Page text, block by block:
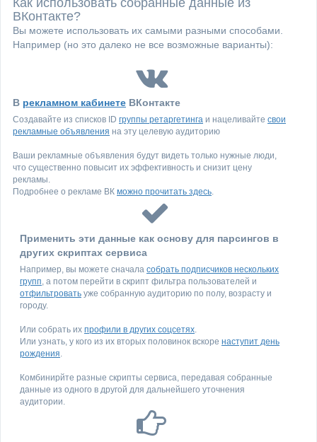
Как использовать собранные данные из
ВКонтакте?
Вы можете использовать их самыми разными способами.
Например (но это далеко не все возможные варианты):
В рекламном кабинете ВКонтакте
Создавайте из списков ID группы ретаргетинга и нацеливайте свои
рекламные объявления на эту целевую аудиторию
Ваши рекламные объявления будут видеть только нужные люди,
что существенно повысит их эффективность и снизит цену
рекламы.
Подробнее о рекламе ВК можно прочитать здесь.
Применить эти данные как основу для парсингов в
других скриптах сервиса
Например, вы можете сначала собрать подписчиков нескольких
групп, а потом перейти в скрипт фильтра пользователей и
отфильтровать уже собранную аудиторию по полу, возрасту и
городу.
Или собрать их профили в других соцсетях.
Или узнать, у кого из их вторых половинок вскоре наступит день
рождения.
Комбинирйте разные скрипты сервиса, передавая собранные
данные из одного в другой для дальнейшего уточнения
аудитории.